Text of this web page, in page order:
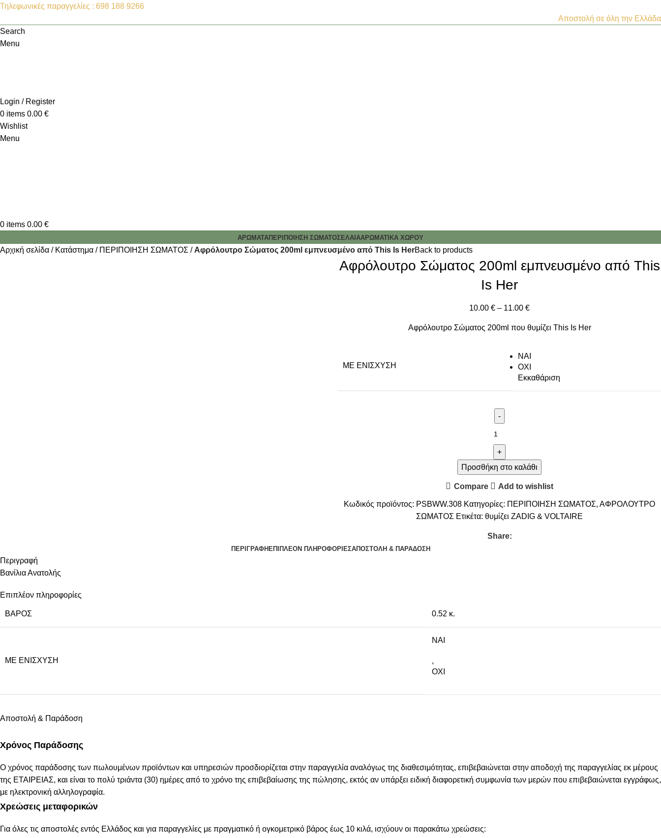
Τηλεφωνικές παραγγελίες : 698 188 9266
Αποστολή σε όλη την Ελλάδα
Search
Menu
Login / Register
0 items 0.00 €
Wishlist
Menu
0 items 0.00 €
ΑΡΩΜΑΤΑΠΕΡΙΠΟΙΗΣΗ ΣΩΜΑΤΟΣ ΕΛΑΙΑΑΡΩΜΑΤΙΚΑ ΧΩΡΟΥ
Αρχική σελίδα Κατάστημα ΠΕΡΙΠΟΙΗΣΗ ΣΩΜΑΤΟΣ Αφρόλουτρο Σώματος 200ml εμπνευσμένο από This Is HerBack to products
Αφρόλουτρο Σώματος 200ml εμπνευσμένο από This
Is Her
10.00 € – 11.00 €
Αφρόλουτρο Σώματος 200ml που θυμίζει This Is Her
ΜΕ ΕΝΊΣΧΥΣΗ
NAI
ΟΧΙ
Εκκαθάριση
Προσθήκη στο καλάθι
Compare Add to wishlist
Κωδικός προϊόντος: PSBWW.308 Κατηγορίες: ΠΕΡΙΠΟΙΗΣΗ ΣΩΜΑΤΟΣ, ΑΦΡΟΛΟΥΤΡΟ
ΣΩΜΑΤΟΣ Ετικέτα: θυμίζει ZADIG & VOLTAIRE
Share:
ΠΕΡΙΓΡΑΦΉ ΕΠΙΠΛΈΟΝ ΠΛΗΡΟΦΟΡΊΕΣΑΠΟΣΤΟΛΉ & ΠΑΡΆΔΟΣΗ
Περιγραφή
Βανίλια Ανατολής
Επιπλέον πληροφορίες
ΒΆΡΟΣ 0.52 κ.
ΜΕ ΕΝΊΣΧΥΣΗ
NAI
,
ΟΧΙ
Αποστολή & Παράδοση
Χρόνος Παράδοσης
Ο χρόνος παράδοσης των πωλουμένων προϊόντων και υπηρεσιών προσδιορίζεται στην παραγγελία αναλόγως της διαθεσιμότητας, επιβεβαιώνεται στην αποδοχή της παραγγελίας εκ μέρους
της ΕΤΑΙΡΕΙΑΣ, και είναι το πολύ τριάντα (30) ημέρες από το χρόνο της επιβεβαίωσης της πώλησης, εκτός αν υπάρξει ειδική διαφορετική συμφωνία των μερών που επιβεβαιώνεται εγγράφως,
με ηλεκτρονική αλληλογραφία.
Χρεώσεις μεταφορικών
Για όλες τις αποστολές εντός Ελλάδος και για παραγγελίες με πραγματικό ή ογκομετρικό βάρος έως 10 κιλά, ισχύουν οι παρακάτω χρεώσεις: